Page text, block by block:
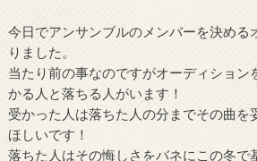
今日でアンサンブルのメンバーを決める
りました。
当たり前の事なのですがオーディション
かる人と落ちる人がいます！
受かった人は落ちた人の分までその曲を
ほしいです！
落ちた人はその悔しさをバネにこの冬で